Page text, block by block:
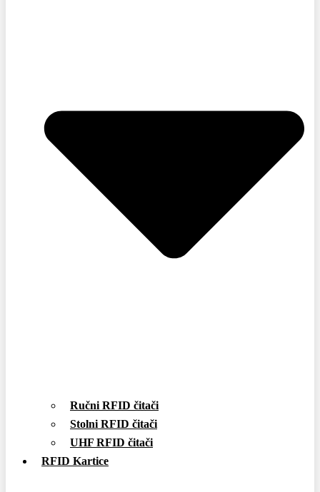
Ručni RFID čitači
Stolni RFID čitači
UHF RFID čitači
RFID Kartice